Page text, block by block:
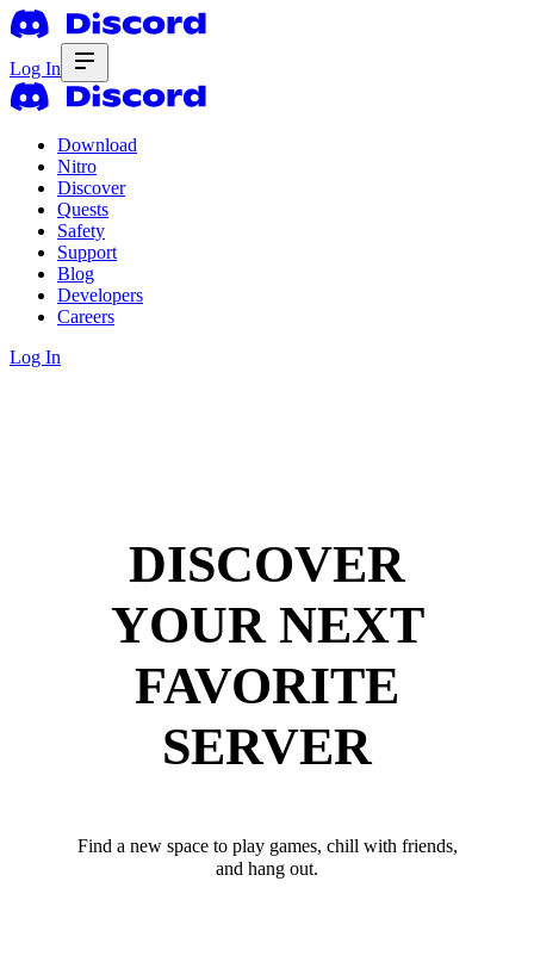
Log In
Download
Nitro
Discover
Quests
Safety
Support
Blog
Developers
Careers
Log In
DISCOVER
YOUR NEXT
FAVORITE
SERVER
Find a new space to play games, chill with friends,
and hang out.